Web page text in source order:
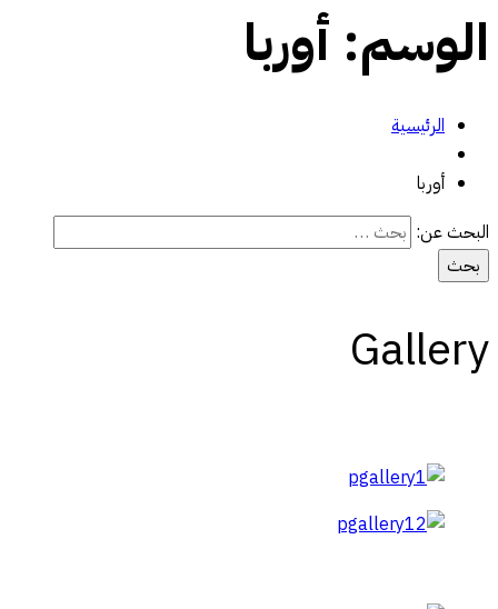
الوسم: أوربا
الرئيسية
أوربا
البحث عن:
Gallery